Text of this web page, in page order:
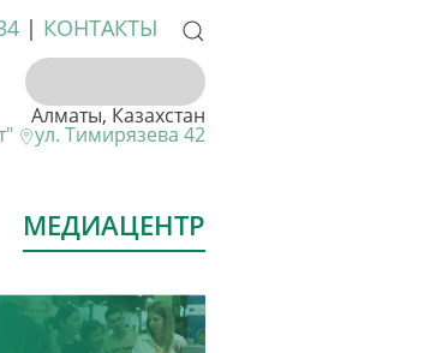
| КОНТАКТЫ
Алматы, Казахстан
ул. Тимирязева 42
МЕДИАЦЕНТР